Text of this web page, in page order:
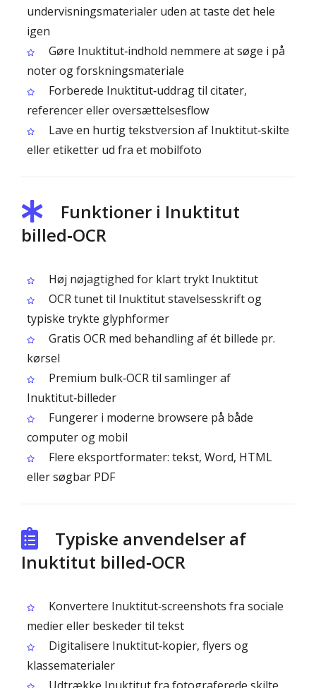
undervisningsmaterialer uden at taste det hele
igen
Gøre Inuktitut‑indhold nemmere at søge i på
noter og forskningsmateriale
Forberede Inuktitut‑uddrag til citater,
referencer eller oversættelsesflow
Lave en hurtig tekstversion af Inuktitut‑skilte
eller etiketter ud fra et mobilfoto
Funktioner i Inuktitut
billed‑OCR
Høj nøjagtighed for klart trykt Inuktitut
OCR tunet til Inuktitut stavelsesskrift og
typiske trykte glyphformer
Gratis OCR med behandling af ét billede pr.
kørsel
Premium bulk‑OCR til samlinger af
Inuktitut‑billeder
Fungerer i moderne browsere på både
computer og mobil
Flere eksportformater: tekst, Word, HTML
eller søgbar PDF
Typiske anvendelser af
Inuktitut billed‑OCR
Konvertere Inuktitut‑screenshots fra sociale
medier eller beskeder til tekst
Digitalisere Inuktitut‑kopier, flyers og
klassematerialer